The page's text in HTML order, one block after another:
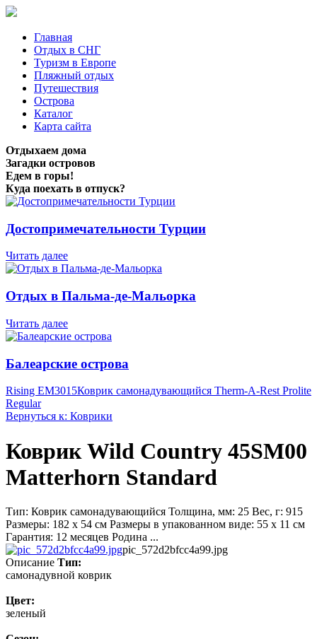
Главная
Отдых в СНГ
Туризм в Европе
Пляжный отдых
Путешествия
Острова
Каталог
Карта сайта
Отдыхаем дома
Загадки островов
Едем в горы!
Куда поехать в отпуск?
Достопримечательности Турции
Читать далее
Отдых в Пальма-де-Мальорка
Читать далее
Балеарские острова
Rising EM3015Коврик самонадувающийся Therm-A-Rest Prolite
Regular
Вернуться к: Коврики
Коврик Wild Country 45SM00
Matterhorn Standard
Тип: Коврик самонадувающийся Толщина, мм: 25 Вес, г: 915
Размеры: 182 x 54 см Размеры в упакованном виде: 55 x 11 см
Гарантия: 12 месяцев Родина ...
pic_572d2bfcc4a99.jpg
Описание Тип:
самонадувной коврик
Цвет:
зеленый